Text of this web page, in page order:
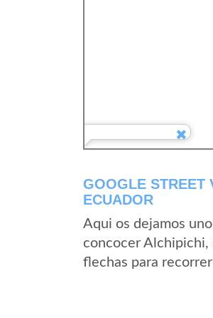
GOOGLE STREET
ECUADOR
Aqui os dejamos
concocer Alchipichi,
flechas para